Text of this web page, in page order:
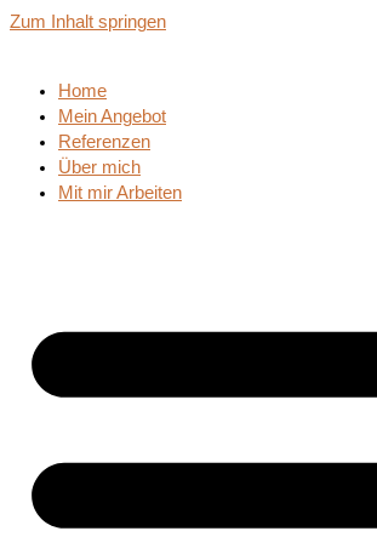
Zum Inhalt springen
Home
Mein Angebot
Referenzen
Über mich
Mit mir Arbeiten